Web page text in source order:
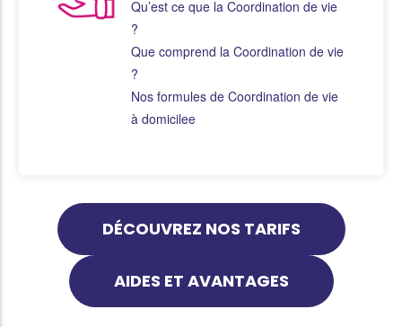
Qu’est ce que la Coordination de vie
?
Que comprend la Coordination de vie
?
Nos formules de Coordination de vie
à domicilee
DÉCOUVREZ NOS TARIFS
AIDES ET AVANTAGES